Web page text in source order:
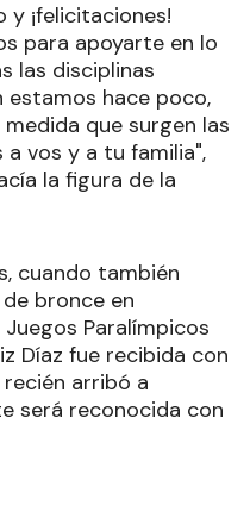
y ¡felicitaciones!
para apoyarte en lo
las disciplinas
estamos hace poco,
que surgen las
a vos y a tu familia",
la figura de la
cuando también
bronce en
Paralímpicos
Díaz fue recibida con
arribó a
será reconocida con